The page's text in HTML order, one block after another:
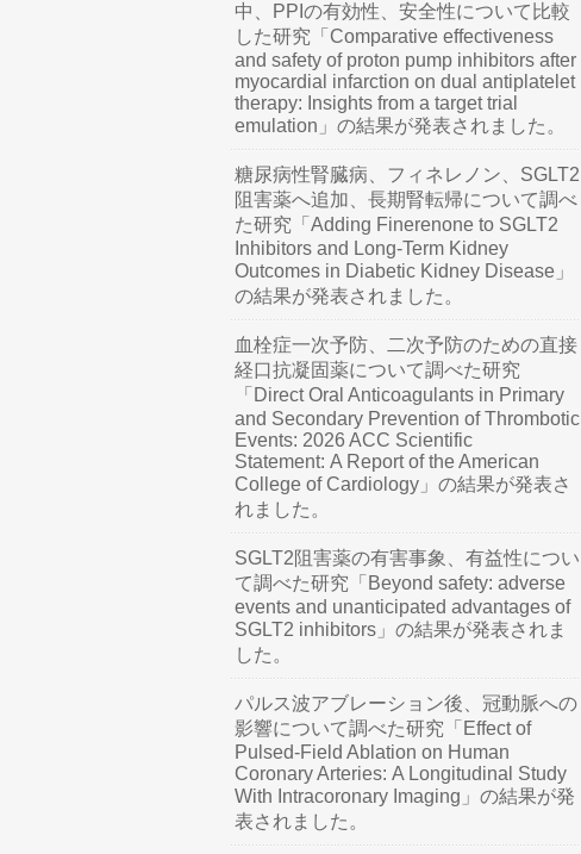
中、PPIの有効性、安全性について比較
した研究「Comparative effectiveness
and safety of proton pump inhibitors after
myocardial infarction on dual antiplatelet
therapy: Insights from a target trial
emulation」の結果が発表されました。
糖尿病性腎臓病、フィネレノン、SGLT2
阻害薬へ追加、長期腎転帰について調べ
た研究「Adding Finerenone to SGLT2
Inhibitors and Long-Term Kidney
Outcomes in Diabetic Kidney Disease」
の結果が発表されました。
血栓症一次予防、二次予防のための直接
経口抗凝固薬について調べた研究
「Direct Oral Anticoagulants in Primary
and Secondary Prevention of Thrombotic
Events: 2026 ACC Scientific
Statement: A Report of the American
College of Cardiology」の結果が発表さ
れました。
SGLT2阻害薬の有害事象、有益性につい
て調べた研究「Beyond safety: adverse
events and unanticipated advantages of
SGLT2 inhibitors」の結果が発表されま
した。
パルス波アブレーション後、冠動脈への
影響について調べた研究「Effect of
Pulsed-Field Ablation on Human
Coronary Arteries: A Longitudinal Study
With Intracoronary Imaging」の結果が発
表されました。